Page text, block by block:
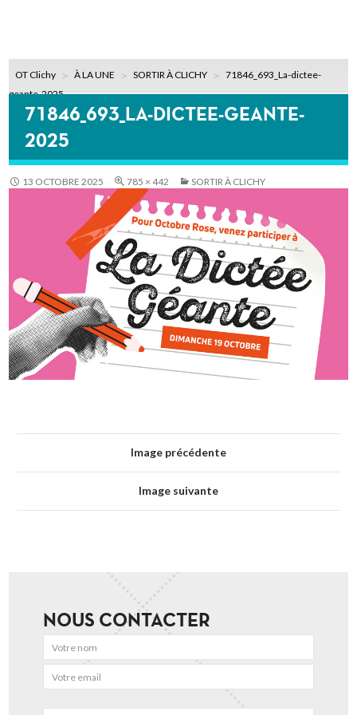
OT Clichy À LA UNE SORTIR À CLICHY
71846_693_La-dictee-
geante-2025
71846_693_LA-DICTEE-GEANTE-
2025
13 OCTOBRE 2025 785 × 442 SORTIR À CLICHY
Image précédente
Image suivante
NOUS CONTACTER